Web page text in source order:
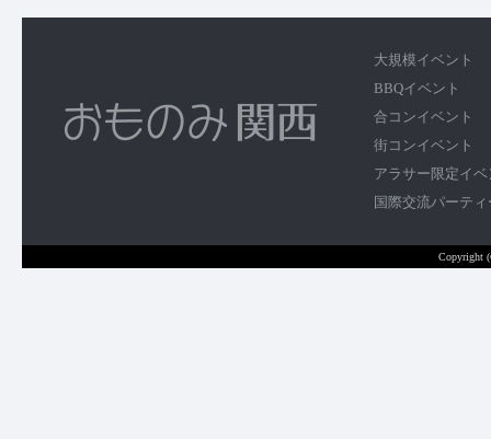
大規模イベント
BBQイベント
合コンイベント
街コンイベント
アラサー限定イベ
国際交流パーティ
Copyright